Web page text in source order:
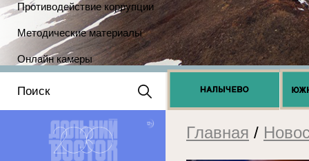
Противодействие коррупции
Методические материалы
Онлайн камеры
Положение о выдаче
разрешений 2025
Главная /